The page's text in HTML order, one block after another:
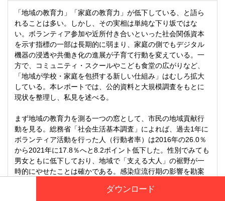
「地域の教育力」「家庭の教育力」が低下している、と語ら
れることは多い。しかし、その実相は単純な下り坂ではな
い。ボランティア参加や近所付き合いといった社会関係資本
を示す指標の一部は長期的に弱まり、家庭の側でもデジタル
機器の浸透や共働き化の進展が子育て行動を変えている。一
方で、コミュニティ・スクールやこども食堂の広がりなど、
「地域が学校・家庭を包摂する新しい仕組み」はむしろ拡大
している。本レポートでは、公的資料と大規模調査をもとに
現状を整理し、私見を述べる。
まず地域の教育力を測る一つの窓として、市民の地域貢献行
動を見る。総務省「社会生活基本調査」によれば、過去1年に
ボランティア活動を行った人（行動者率）は2016年の26.0％
から2021年に17.8％へと8.2ポイント低下した。性別でみても
男女ともに低下しており、地域で「支える大人」の裾野が一
時的にやせたことは確かである。感染症流行期の影響を勘案
データだといえる(統計局)。しかし同時に、制度化された「地
ダウンロード